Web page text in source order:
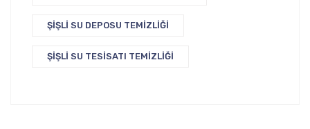
ŞIŞLI SU DEPOSU TEMIZLIĞI
ŞIŞLI SU TESISATI TEMIZLIĞI